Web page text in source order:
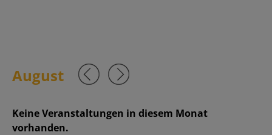
August
Keine Veranstaltungen in diesem Monat
vorhanden.